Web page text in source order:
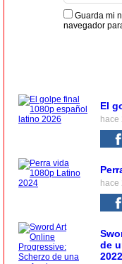
Guarda mi
navegador
El
hace
hace
de
2022